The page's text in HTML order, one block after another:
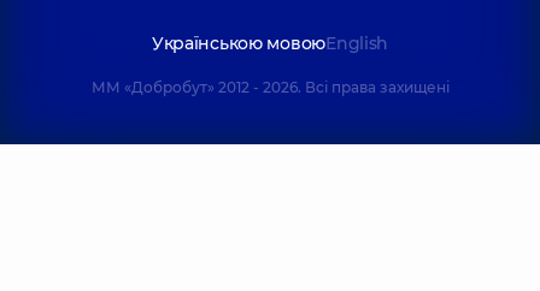
Українською мовоюEnglish
ММ «Добробут» 2012 - 2026. Всі права захищені